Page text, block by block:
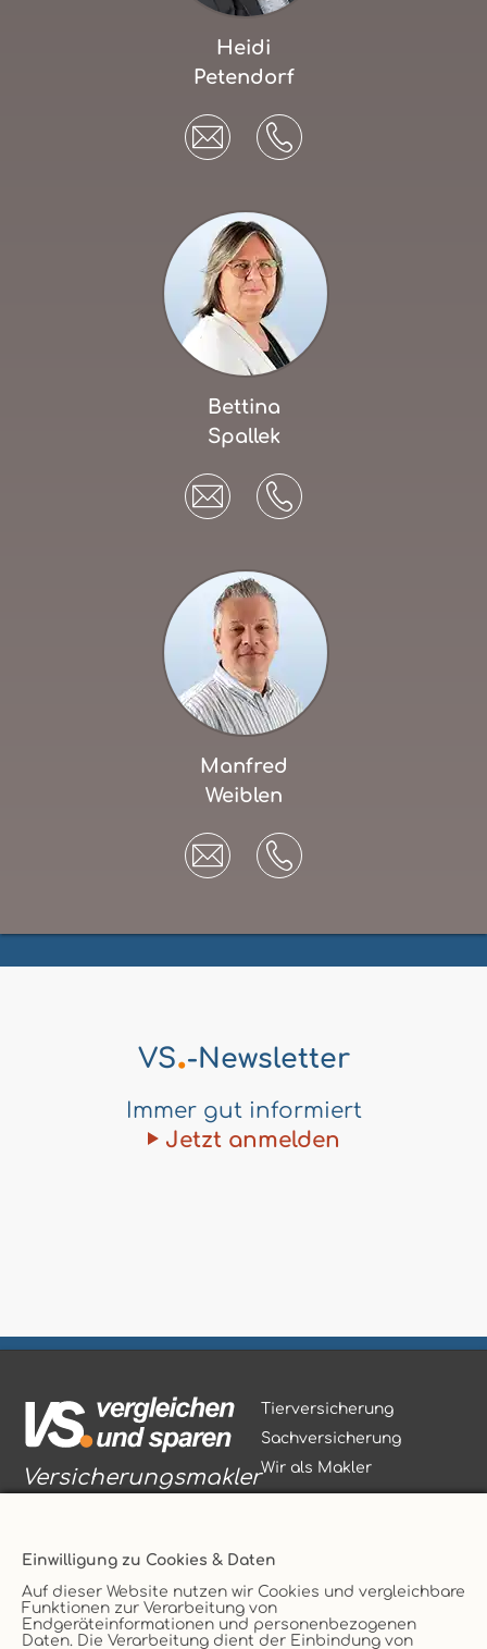
Einwilligung zu Cookies & Daten
Auf dieser Website nutzen wir Cookies und vergleichbare
Funktionen zur Verarbeitung von
Endgeräteinformationen und personenbezogenen
Daten. Die Verarbeitung dient der Einbindung von
Heidi
Petendorf
Bettina
Spallek
Manfred
Weiblen
VS.-Newsletter
Immer gut informiert
Jetzt anmelden
Versicherungsmakler
Vertrag widerrufen
Tierversicherung
Sachversicherung
Wir als Makler